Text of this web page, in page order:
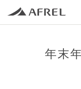
年末